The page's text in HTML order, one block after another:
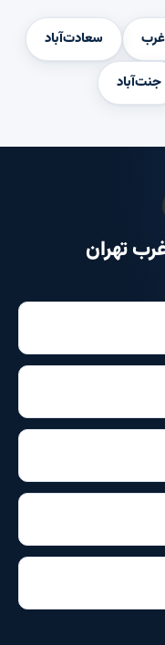
سعادت‌آباد
جنت‌آباد
تهران